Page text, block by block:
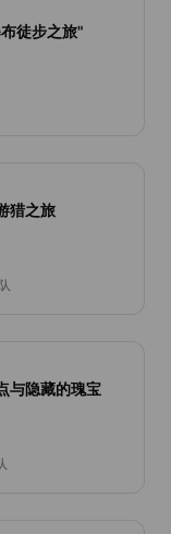
徒步之旅"
猎之旅
与隐藏的瑰宝